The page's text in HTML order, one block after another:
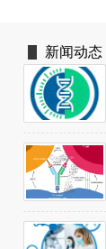
新闻动态